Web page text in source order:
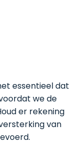
essentieel dat
we de
er rekening
van